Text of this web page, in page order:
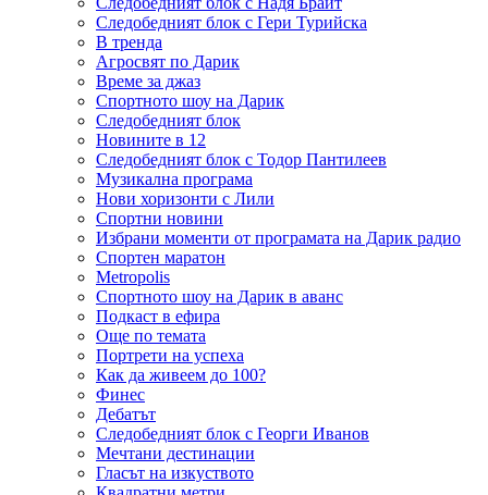
Следобедният блок с Гери Турийска
В тренда
Агросвят по Дарик
Време за джаз
Спортното шоу на Дарик
Следобедният блок
Новините в 12
Следобедният блок с Тодор Пантилеев
Музикална програма
Нови хоризонти с Лили
Спортни новини
Избрани моменти от програмата на Дарик радио
Спортен маратон
Metropolis
Спортното шоу на Дарик в аванс
Подкаст в ефира
Още по темата
Портрети на успеха
Как да живеем до 100?
Финес
Дебатът
Следобедният блок с Георги Иванов
Мечтани дестинации
Гласът на изкуството